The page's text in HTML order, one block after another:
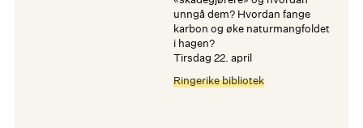
unngå dem? Hvordan fange
karbon og øke naturmangfoldet
i hagen?
tirsdag 22. april
Ringerike bibliotek